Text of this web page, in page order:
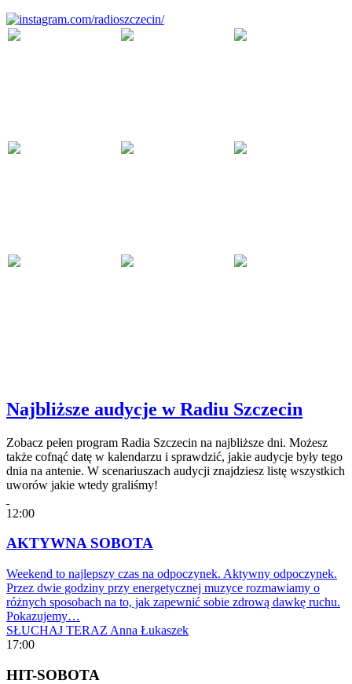
Najbliższe audycje w Radiu Szczecin
Zobacz pełen program Radia Szczecin na najbliższe dni. Możesz
także cofnąć datę w kalendarzu i sprawdzić, jakie audycje były tego
dnia na antenie. W scenariuszach audycji znajdziesz listę wszystkich
uworów jakie wtedy graliśmy!
12:00
AKTYWNA SOBOTA
Weekend to najlepszy czas na odpoczynek. Aktywny odpoczynek.
Przez dwie godziny przy energetycznej muzyce rozmawiamy o
różnych sposobach na to, jak zapewnić sobie zdrową dawkę ruchu.
Pokazujemy…
SŁUCHAJ TERAZ Anna Łukaszek
17:00
HIT-SOBOTA